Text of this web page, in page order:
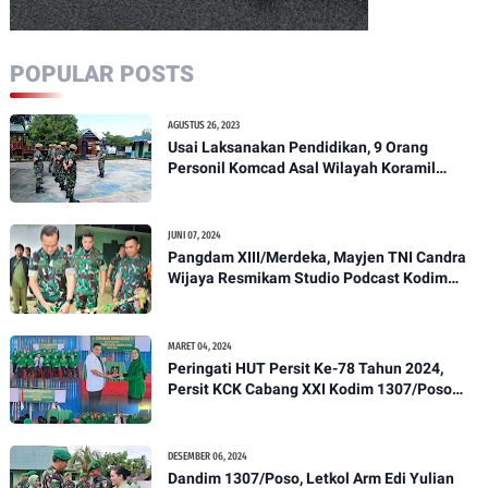
POPULAR POSTS
AGUSTUS 26, 2023
Usai Laksanakan Pendidikan, 9 Orang
Personil Komcad Asal Wilayah Koramil
JUNI 07, 2024
Pangdam XIII/Merdeka, Mayjen TNI Candra
Wijaya Resmikam Studio Podcast Kodim
MARET 04, 2024
Peringati HUT Persit Ke-78 Tahun 2024,
Persit KCK Cabang XXI Kodim 1307/Poso
DESEMBER 06, 2024
Dandim 1307/Poso, Letkol Arm Edi Yulian